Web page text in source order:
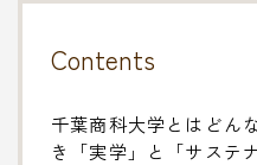
Contents
千葉商科大学とはどん
き「実学」と「サステ